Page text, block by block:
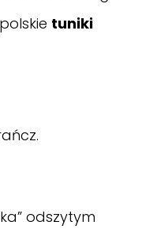
tuniki
odszytym